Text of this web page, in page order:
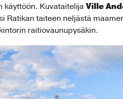
käyttöön. Kuvataitelija Ville
Ratikan taiteen neljästä
raitiovaunupysäkin.